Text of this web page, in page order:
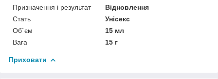
Призначення і результат
Відновлення
Стать
Унісекс
Об`єм
15 мл
Вага
15 г
Приховати